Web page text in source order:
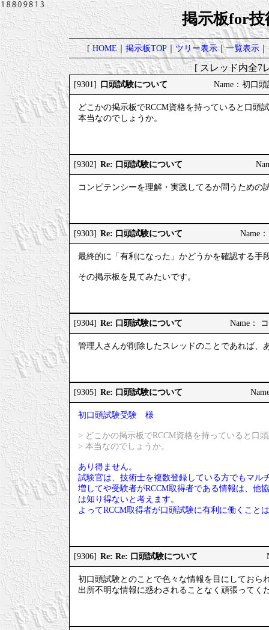
掲示板for技
[HOME｜掲示板TOP｜ツリー表示｜一覧表示｜
[ スレッド内全
[9301] 口頭試験について Name：初口
どこかの掲示板でRCCM資格を持っていると口頭
本当なのでしょうか。
[9302] Re: 口頭試験について
コンピテンシーを理解・実践してるか問うための
[9303] Re: 口頭試験について Name
最終的に「有利になった」かどうかを確認する手
その掲示板を見てみたいです。
[9304] Re: 口頭試験について Name：
管理人さんが削除したスレッドのことであれば、
[9305] Re: 口頭試験について
初口頭試験受験 様
> どこかの掲示板でRCCM資格を持っていると口
> 本当なのでしょうか。
あり得ません。
試験官は、技術士を複数登録している方でもマル
増してや受験者がRCCM取得者である情報は、他
は知り得ないと考えます。
よってRCCM取得者が口頭試験に有利に働くこと
[9306] Re: Re: 口頭試験について
初口頭試験とのことで色々な情報を目にしておら
出所不明な情報に惑わされることなく頑張ってく